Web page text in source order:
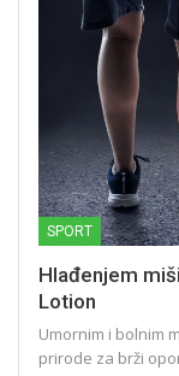
SPORT
Hlađenjem
Lotion
Umornim i bolnim
prirode za brži